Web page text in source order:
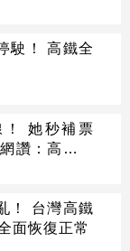
駛！ 高鐵全
她秒補票
讚：高級大
！ 台灣高鐵
面恢復正常